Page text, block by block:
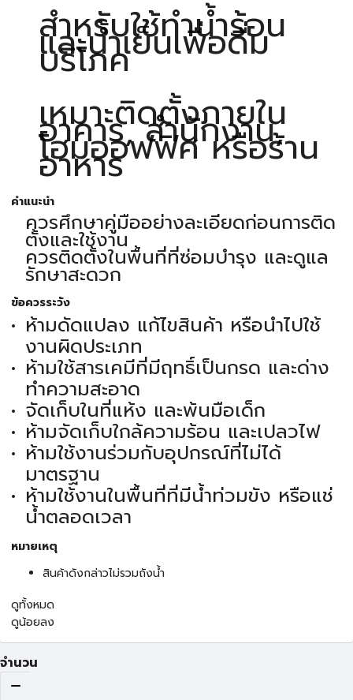
สำหรับใช้ทำนํ้าร้อน
และนํ้าเย็นเพื่อดื่ม
บริโภค
เหมาะติดตั้งภายใน
อาคาร, สำนักงาน,
โฮมออฟฟิศ หรือร้าน
อาหาร
คำแนะนำ
ควรศึกษาคู่มืออย่างละเอียดก่อนการติด
ตั้งและใช้งาน
ควรติดตั้งในพื้นที่ที่ซ่อมบำรุง และดูแล
รักษาสะดวก
ข้อควรระวัง
ห้ามดัดแปลง แก้ไขสินค้า หรือนำไปใช้
งานผิดประเภท
ห้ามใช้สารเคมีที่มีฤทธิ์เป็นกรด และด่าง
ทำความสะอาด
จัดเก็บในที่แห้ง และพ้นมือเด็ก
ห้ามจัดเก็บใกล้ความร้อน และเปลวไฟ
ห้ามใช้งานร่วมกับอุปกรณ์ที่ไม่ได้
มาตรฐาน
ห้ามใช้งานในพื้นที่ที่มีน้ำท่วมขัง หรือแช่
น้ำตลอดเวลา
หมายเหตุ
สินค้าดังกล่าวไม่รวมถังน้ำ
ดูทั้งหมด
ดูน้อยลง
จำนวน